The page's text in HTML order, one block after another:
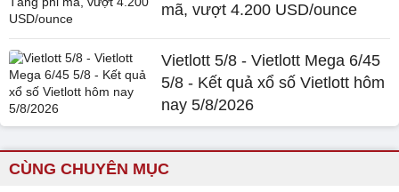
mã, vượt 4.200 USD/ounce
Vietlott 5/8 - Vietlott Mega 6/45
5/8 - Kết quả xổ số Vietlott hôm
nay 5/8/2026
CÙNG CHUYÊN MỤC